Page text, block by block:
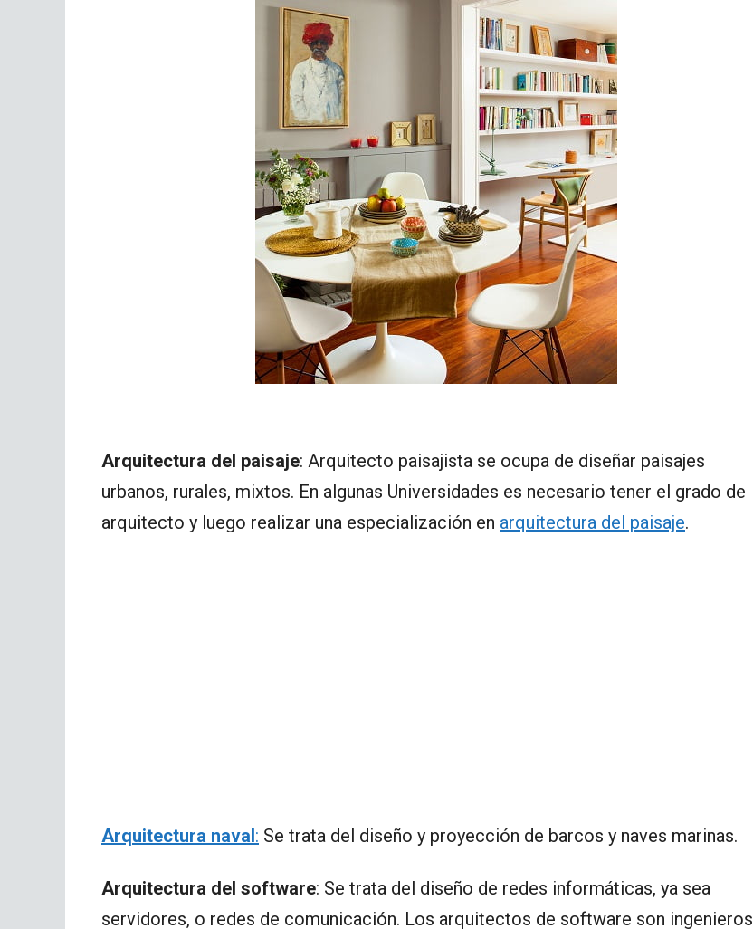
Arquitectura del paisaje: Arquitecto paisajista se ocupa de diseñar paisajes
urbanos, rurales, mixtos. En algunas Universidades es necesario tener el grado de
arquitecto y luego realizar una especialización en arquitectura del paisaje.
Arquitectura naval: Se trata del diseño y proyección de barcos y naves marinas.
Arquitectura del software: Se trata del diseño de redes informáticas, ya sea
servidores, o redes de comunicación. Los arquitectos de software son ingenieros